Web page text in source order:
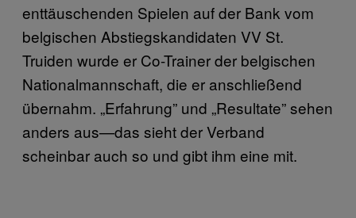
enttäuschenden Spielen auf der Bank vom
belgischen Abstiegskandidaten VV St.
Truiden wurde er Co-Trainer der belgischen
Nationalmannschaft, die er anschließend
übernahm. „Erfahrung” und „Resultate” sehen
anders aus—das sieht der Verband
scheinbar auch so und gibt ihm eine mit.